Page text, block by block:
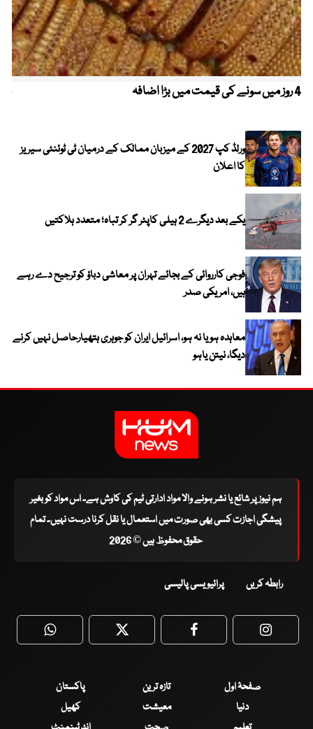
4 روز میں سونے کی قیمت میں بڑا اضافہ
ورلڈ کپ 2027 کے میزبان ممالک کے درمیان ٹی ٹوئنٹی سیریز
کا اعلان
یکے بعد دیگرے 2 ہیلی کاپٹر گر کر تباہ؛ متعدد ہلاکتیں
فوجی کارروائی کے بجائے تہران پر معاشی دباؤ کو ترجیح دے رہے
ہیں، امریکی صدر
معاہدہ ہو یا نہ ہو، اسرائیل ایران کو جوہری ہتھیارحاصل نہیں کرنے
دیگا، نیتن یاہو
ہم نیوز پر شائع یا نشر ہونے والا مواد ادارتی ٹیم کی کاوش ہے۔ اس مواد کو بغیر
پیشگی اجازت کسی بھی صورت میں استعمال یا نقل کرنا درست نہیں۔ تمام
حقوق محفوظ ہیں © 2026
رابطہ کریں پرائیویسی پالیسی
WhatsApp Twitter Facebook
صفحۂ اول تازہ ترین
پاکستان
دنیا
معیشت
کھیل